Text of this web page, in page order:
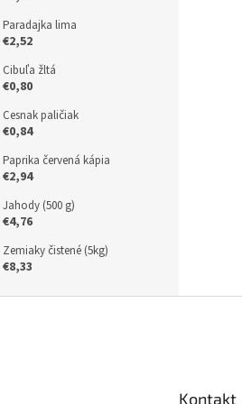
Paradajka lima
€2,52
Cibuľa žltá
€0,80
Cesnak paličiak
€0,84
Paprika červená kápia
€2,94
Jahody (500 g)
€4,76
Zemiaky čistené (5kg)
€8,33
Kontakt